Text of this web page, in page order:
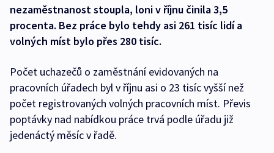
nezaměstnanost stoupla, loni v říjnu činila 3,5
procenta. Bez práce bylo tehdy asi 261 tisíc lidí a
volných míst bylo přes 280 tisíc.
Počet uchazečů o zaměstnání evidovaných na
pracovních úřadech byl v říjnu asi o 23 tisíc vyšší než
počet registrovaných volných pracovních míst. Převis
poptávky nad nabídkou práce trvá podle úřadu již
jedenáctý měsíc v řadě.